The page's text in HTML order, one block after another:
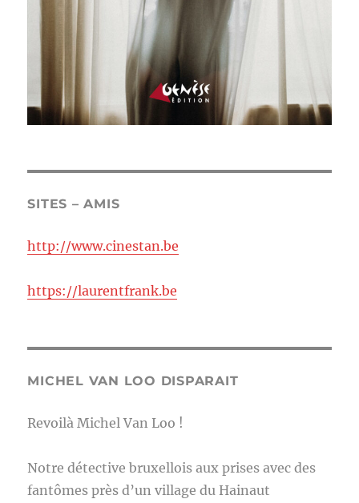
SITES – AMIS
http://www.cinestan.be
https://laurentfrank.be
MICHEL VAN LOO DISPARAIT
Revoilà Michel Van Loo !
Notre détective bruxellois aux prises avec des
fantômes près d’un village du Hainaut